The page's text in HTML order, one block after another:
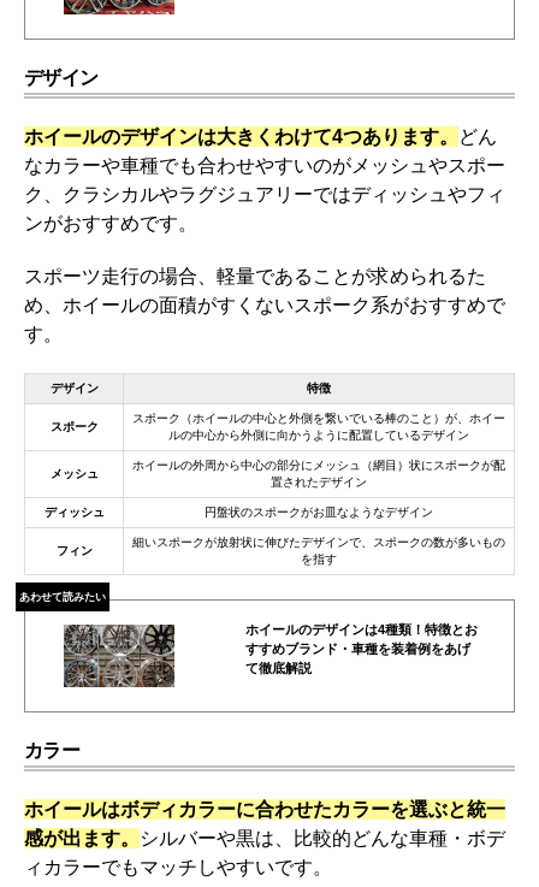
デザイン
ホイールのデザインは大きくわけて4つあります。
どん
なカラーや車種でも合わせやすいのがメッシュやスポー
ク、クラシカルやラグジュアリーではディッシュやフィ
ンがおすすめです。
スポーツ走行の場合、軽量であることが求められるた
め、ホイールの面積がすくないスポーク系がおすすめで
す。
デザイン 特徴
スポーク
スポーク（ホイールの中心と外側を繋いでいる棒のこと）が、ホイー
ルの中心から外側に向かうように配置しているデザイン
メッシュ
ホイールの外周から中心の部分にメッシュ（網目）状にスポークが配
置されたデザイン
ディッシュ 円盤状のスポークがお皿なようなデザイン
フィン
細いスポークが放射状に伸びたデザインで、スポークの数が多いもの
を指す
あわせて読みたい
ホイールのデザインは4種類！特徴とお
すすめブランド・車種を装着例をあげ
て徹底解説
カラー
ホイールはボディカラーに合わせたカラーを選ぶと統一
感が出ます。
シルバーや黒は、比較的どんな車種・ボデ
ィカラーでもマッチしやすいです。